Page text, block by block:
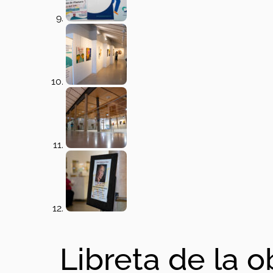
Libreta de la